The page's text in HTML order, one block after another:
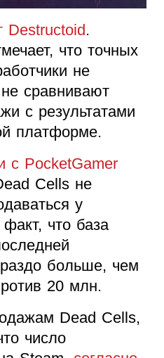
.
что точных
не
сравнивают
с результатами
платформе.
с PocketGamer
Cells не
у
что база
больше, чем
20 млн.
Dead Cells,
число